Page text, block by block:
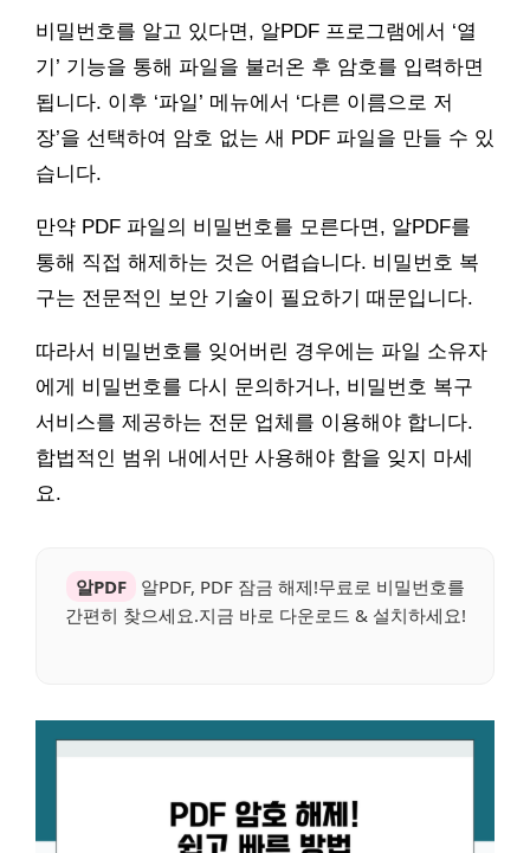
비밀번호를 알고 있다면, 알PDF 프로그램에서 ‘열
기’ 기능을 통해 파일을 불러온 후 암호를 입력하면
됩니다. 이후 ‘파일’ 메뉴에서 ‘다른 이름으로 저
장’을 선택하여 암호 없는 새 PDF 파일을 만들 수 있
습니다.
만약 PDF 파일의 비밀번호를 모른다면, 알PDF를
통해 직접 해제하는 것은 어렵습니다. 비밀번호 복
구는 전문적인 보안 기술이 필요하기 때문입니다.
따라서 비밀번호를 잊어버린 경우에는 파일 소유자
에게 비밀번호를 다시 문의하거나, 비밀번호 복구
서비스를 제공하는 전문 업체를 이용해야 합니다.
합법적인 범위 내에서만 사용해야 함을 잊지 마세
요.
알PDF
알PDF, PDF 잠금 해제!무료로 비밀번호를
간편히 찾으세요.지금 바로 다운로드 & 설치하세요!